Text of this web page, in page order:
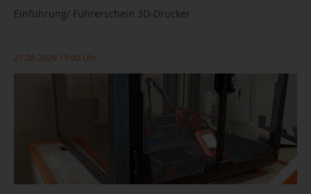
Einführung/ Führerschein 3D-Drucker
27.08.2026 15:00 Uhr